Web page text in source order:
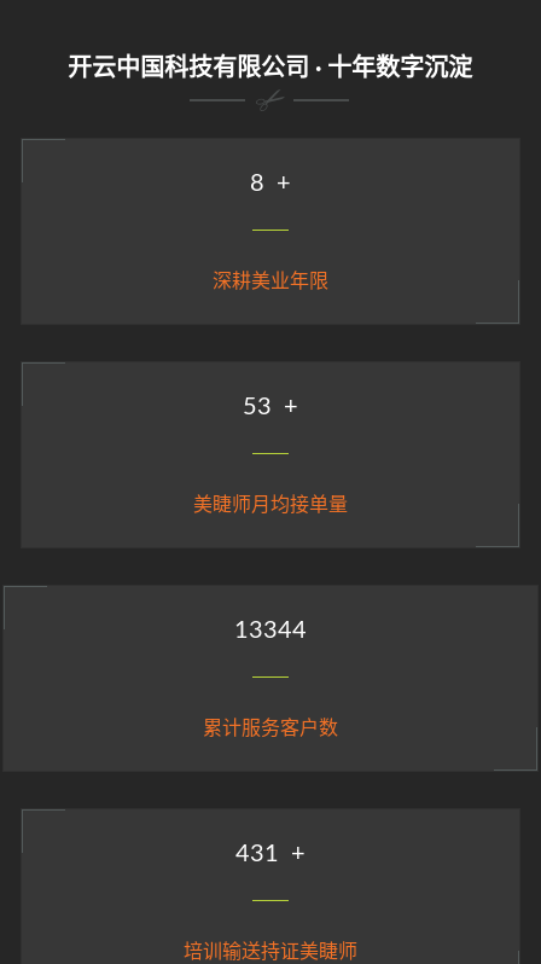
开云中国科技有限公司 · 十年数字沉淀
9 +
深耕美业年限
58 +
美睫师月均接单量
14816
累计服务客户数
479 +
培训输送持证美睫师